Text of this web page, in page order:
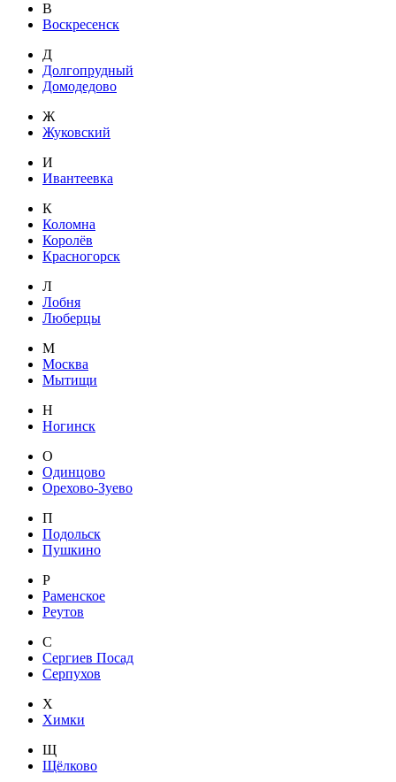
В
Воскресенск
Д
Долгопрудный
Домодедово
Ж
Жуковский
И
Ивантеевка
К
Коломна
Королёв
Красногорск
Л
Лобня
Люберцы
М
Москва
Мытищи
Н
Ногинск
О
Одинцово
Орехово-Зуево
П
Подольск
Пушкино
Р
Раменское
Реутов
С
Сергиев Посад
Серпухов
Х
Химки
Щ
Щёлково